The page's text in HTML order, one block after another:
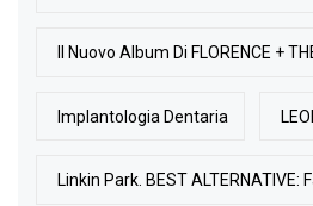
Il Nuovo Album Di FLORENCE +
Implantologia Dentaria
Linkin Park. BEST ALTERNATIVE: